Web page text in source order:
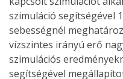
szimuláció segítségével
sebességnél
vízszintes irányú erő
szimulációs
segítségével